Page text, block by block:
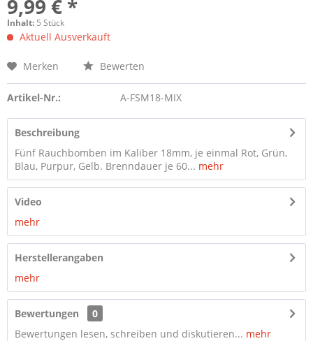
9,99 € *
Inhalt: 5 Stück
Aktuell Ausverkauft
Merken Bewerten
Artikel-Nr.: A-FSM18-MIX
Beschreibung
Fünf Rauchbomben im Kaliber 18mm, je einmal Rot, Grün,
Blau, Purpur, Gelb. Brenndauer je 60... mehr
Video
mehr
Herstellerangaben
mehr
Bewertungen
0
Bewertungen lesen, schreiben und diskutieren... mehr